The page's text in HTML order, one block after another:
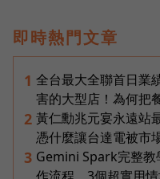
即時熱門文章
1 全台最大全聯首日業
害的大型店！為何把
2 黃仁勳兆元宴永遠站
憑什麼讓台達電被市
3 Gemini Spark完整